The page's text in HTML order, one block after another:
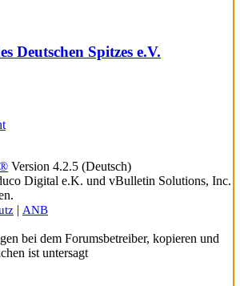
Deutschen Spitzes e.V.
Version 4.2.5 (Deutsch)
Digital e.K. und vBulletin Solutions, Inc.
| ANB
bei dem Forumsbetreiber, kopieren und
ist untersagt